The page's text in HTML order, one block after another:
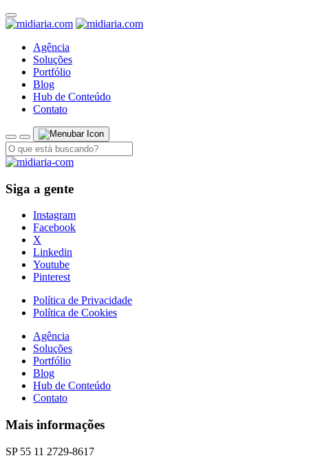
Agência
Soluções
Portfólio
Blog
Hub de Conteúdo
Contato
Siga a gente
Instagram
Facebook
X
Linkedin
Youtube
Pinterest
Política de Privacidade
Política de Cookies
Agência
Soluções
Portfólio
Blog
Hub de Conteúdo
Contato
Mais informações
SP 55 11 2729-8617